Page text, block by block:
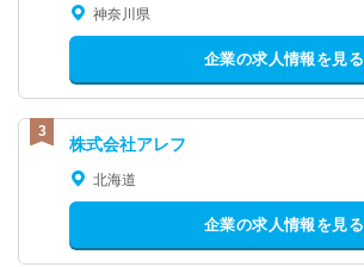
神奈川県
企業の求人情報を見る
株式会社アレフ
北海道
企業の求人情報を見る